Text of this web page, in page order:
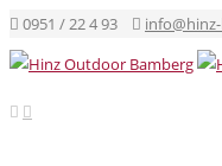
0951 / 22 4 93